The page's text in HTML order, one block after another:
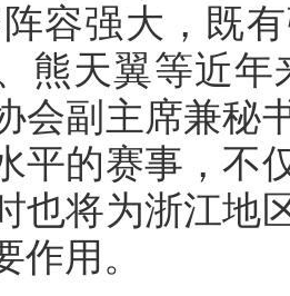
容强大，既
熊天翼等近年
会副主席兼秘
平的赛事，不
也将为浙江地
作用。